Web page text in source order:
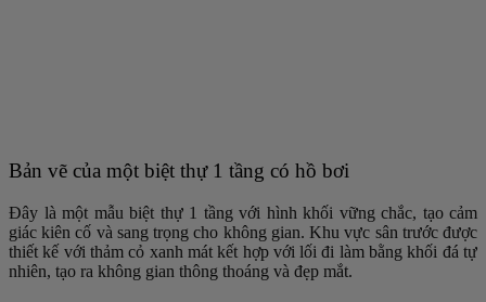
Bản vẽ của một biệt thự 1 tầng có hồ bơi
Đây là một mẫu biệt thự 1 tầng với hình khối vững chắc, tạo cảm
giác kiên cố và sang trọng cho không gian. Khu vực sân trước được
thiết kế với thảm cỏ xanh mát kết hợp với lối đi làm bằng khối đá tự
nhiên, tạo ra không gian thông thoáng và đẹp mắt.